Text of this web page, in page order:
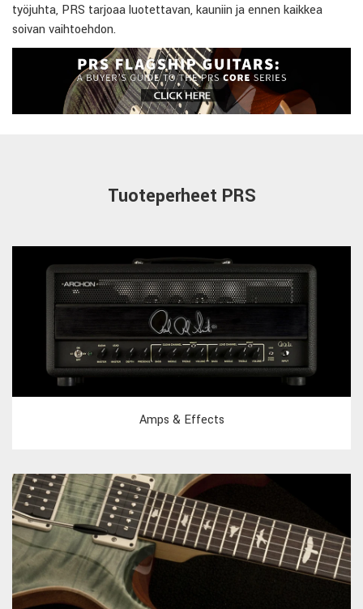
työjuhta, PRS tarjoaa luotettavan, kauniin ja ennen kaikkea
soivan vaihtoehdon.
Tuoteperheet PRS
Amps & Effects